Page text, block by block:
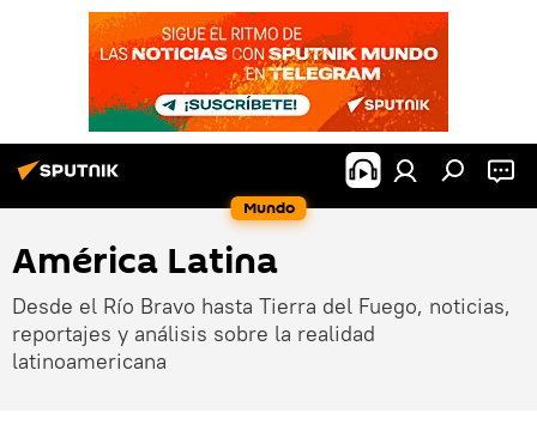
Mundo
América Latina
Desde el Río Bravo hasta Tierra del Fuego, noticias,
reportajes y análisis sobre la realidad
latinoamericana